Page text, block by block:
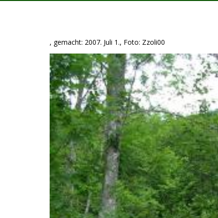
, gemacht: 2007. Juli 1., Foto: Zzoli00